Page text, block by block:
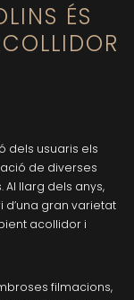
ÉS
dels usuaris els
de diverses
Al llarg dels anys,
d’una gran varietat
acollidor i
filmacions,